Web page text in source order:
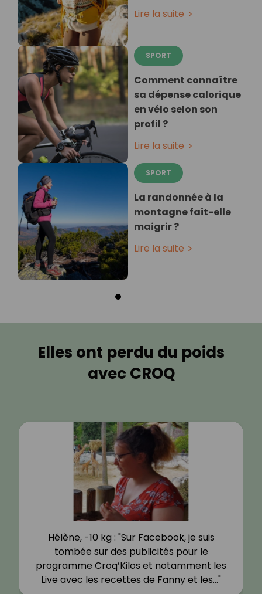
Lire la suite
SPORT
Comment connaître
sa dépense calorique
en vélo selon son
profil ?
Lire la suite
SPORT
La randonnée à la
montagne fait-elle
maigrir ?
Lire la suite
Elles ont perdu du poids
avec CROQ
Hélène, -10 kg : "Sur Facebook, je suis
tombée sur des publicités pour le
programme Croq’Kilos et notamment les
Live avec les recettes de Fanny et les…"